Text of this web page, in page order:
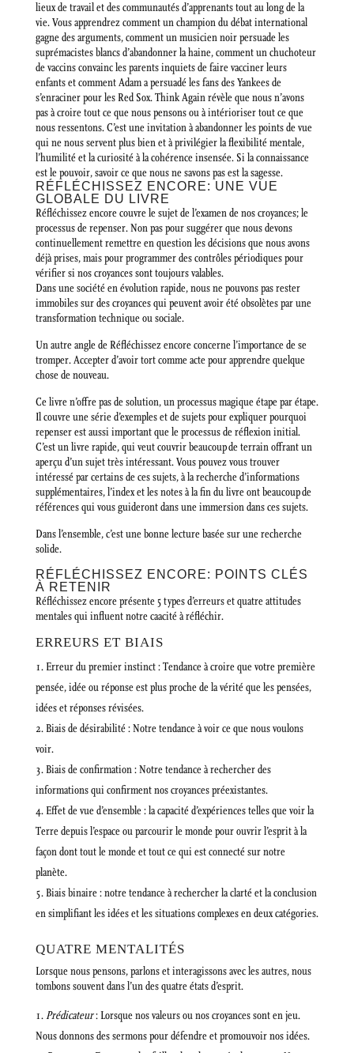
lieux de travail et des communautés d’apprenants tout au long de la
vie. Vous apprendrez comment un champion du débat international
gagne des arguments, comment un musicien noir persuade les
suprémacistes blancs d’abandonner la haine, comment un chuchoteur
de vaccins convainc les parents inquiets de faire vacciner leurs
enfants et comment Adam a persuadé les fans des Yankees de
s’enraciner pour les Red Sox. Think Again révèle que nous n’avons
pas à croire tout ce que nous pensons ou à intérioriser tout ce que
nous ressentons. C’est une invitation à abandonner les points de vue
qui ne nous servent plus bien et à privilégier la flexibilité mentale,
l’humilité et la curiosité à la cohérence insensée. Si la connaissance
est le pouvoir, savoir ce que nous ne savons pas est la sagesse.
RÉFLÉCHISSEZ ENCORE: UNE VUE
GLOBALE DU LIVRE
Réfléchissez encore couvre le sujet de l’examen de nos croyances; le
processus de repenser. Non pas pour suggérer que nous devons
continuellement remettre en question les décisions que nous avons
déjà prises, mais pour programmer des contrôles périodiques pour
vérifier si nos croyances sont toujours valables.
Dans une société en évolution rapide, nous ne pouvons pas rester
immobiles sur des croyances qui peuvent avoir été obsolètes par une
transformation technique ou sociale.
Un autre angle de Réfléchissez encore concerne l’importance de se
tromper. Accepter d’avoir tort comme acte pour apprendre quelque
chose de nouveau.
Ce livre n’offre pas de solution, un processus magique étape par étape.
Il couvre une série d’exemples et de sujets pour expliquer pourquoi
repenser est aussi important que le processus de réflexion initial.
C’est un livre rapide, qui veut couvrir beaucoup de terrain offrant un
aperçu d’un sujet très intéressant. Vous pouvez vous trouver
intéressé par certains de ces sujets, à la recherche d’informations
supplémentaires, l’index et les notes à la fin du livre ont beaucoup de
références qui vous guideront dans une immersion dans ces sujets.
Dans l’ensemble, c’est une bonne lecture basée sur une recherche
solide.
RÉFLÉCHISSEZ ENCORE: POINTS CLÉS
À RETENIR
Réfléchissez encore présente 5 types d’erreurs et quatre attitudes
mentales qui influent notre caacité à réfléchir.
ERREURS ET BIAIS
Erreur du premier instinct : Tendance à croire que votre première
pensée, idée ou réponse est plus proche de la vérité que les pensées,
idées et réponses révisées.
Biais de désirabilité : Notre tendance à voir ce que nous voulons
voir.
Biais de confirmation : Notre tendance à rechercher des
informations qui confirment nos croyances préexistantes.
Effet de vue d’ensemble : la capacité d’expériences telles que voir la
Terre depuis l’espace ou parcourir le monde pour ouvrir l’esprit à la
façon dont tout le monde et tout ce qui est connecté sur notre
planète.
Biais binaire : notre tendance à rechercher la clarté et la conclusion
en simplifiant les idées et les situations complexes en deux catégories.
QUATRE MENTALITÉS
Lorsque nous pensons, parlons et interagissons avec les autres, nous
tombons souvent dans l’un des quatre états d’esprit.
Prédicateur: Lorsque nos valeurs ou nos croyances sont en jeu.
Nous donnons des sermons pour défendre et promouvoir nos idées.